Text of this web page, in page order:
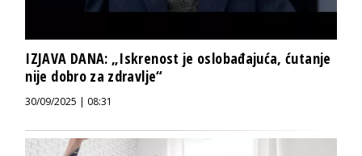
IZJAVA DANA: „Iskrenost je oslobađajuća, ćutanje
nije dobro za zdravlje“
30/09/2025 | 08:31